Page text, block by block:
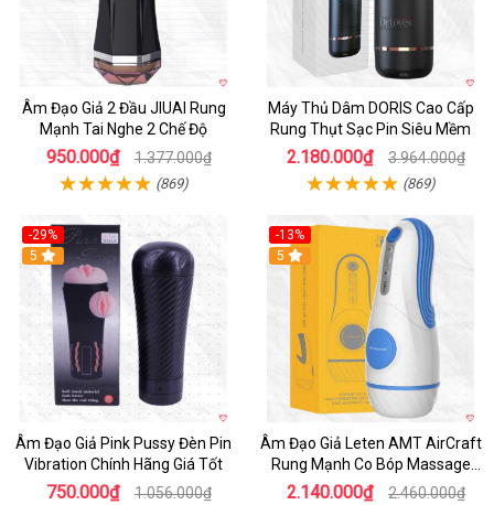
Âm Đạo Giả 2 Đầu JIUAI Rung
Mạnh Tai Nghe 2 Chế Độ
950.000₫ 1.377.000₫
(869)
Máy Thủ Dâm DORIS Cao Cấp
Rung Thụt Sạc Pin Siêu Mềm
2.180.000₫ 3.964.000₫
(869)
-29%
5
Âm Đạo Giả Pink Pussy Đèn Pin
Vibration Chính Hãng Giá Tốt
750.000₫ 1.056.000₫
-13%
5
Âm Đạo Giả Leten AMT AirCraft
Rung Mạnh Co Bóp Massage
Êm Ái
2.140.000₫ 2.460.000₫